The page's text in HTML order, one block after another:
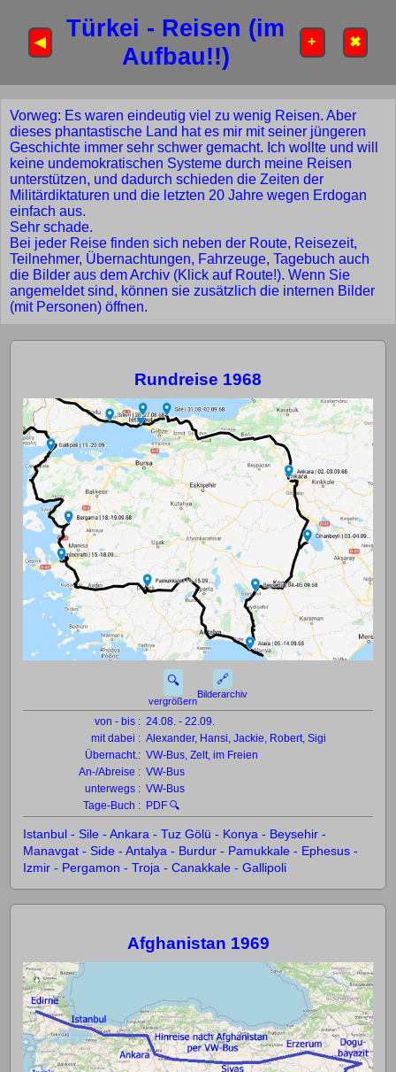
◀
Türkei - Reisen (im
Aufbau!!)
+ ✖
Vorweg: Es waren eindeutig viel zu wenig Reisen. Aber
dieses phantastische Land hat es mir mit seiner jüngeren
Geschichte immer sehr schwer gemacht. Ich wollte und will
keine undemokratischen Systeme durch meine Reisen
unterstützen, und dadurch schieden die Zeiten der
Militärdiktaturen und die letzten 20 Jahre wegen Erdogan
einfach aus.
Sehr schade.
Bei jeder Reise finden sich neben der Route, Reisezeit,
Teilnehmer, Übernachtungen, Fahrzeuge, Tagebuch auch
die Bilder aus dem Archiv (Klick auf Route!). Wenn Sie
angemeldet sind, können sie zusätzlich die internen Bilder
(mit Personen) öffnen.
Rundreise 1968
🔍
vergrößern
🔗
Bilderarchiv
von - bis : 24.08. - 22.09.
mit dabei : Alexander, Hansi, Jackie, Robert, Sigi
Übernacht.: VW-Bus, Zelt, im Freien
An-/Abreise : VW-Bus
unterwegs : VW-Bus
Tage-Buch : PDF 🔍
Istanbul - Sile - Ankara - Tuz Gölü - Konya - Beysehir -
Manavgat - Side - Antalya - Burdur - Pamukkale - Ephesus -
Izmir - Pergamon - Troja - Canakkale - Gallipoli
Afghanistan 1969